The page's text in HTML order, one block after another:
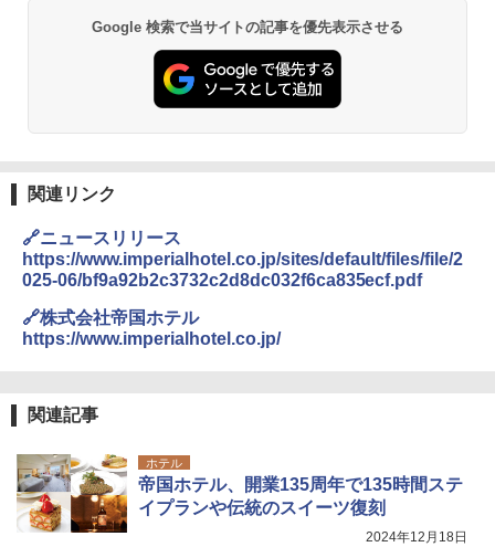
Google 検索で当サイトの記事を優先表示させる
関連リンク
🔗ニュースリリース
https://www.imperialhotel.co.jp/sites/default/files/file/2
025-06/bf9a92b2c3732c2d8dc032f6ca835ecf.pdf
🔗株式会社帝国ホテル
https://www.imperialhotel.co.jp/
関連記事
ホテル
帝国ホテル、開業135周年で135時間ステ
イプランや伝統のスイーツ復刻
2024年12月18日